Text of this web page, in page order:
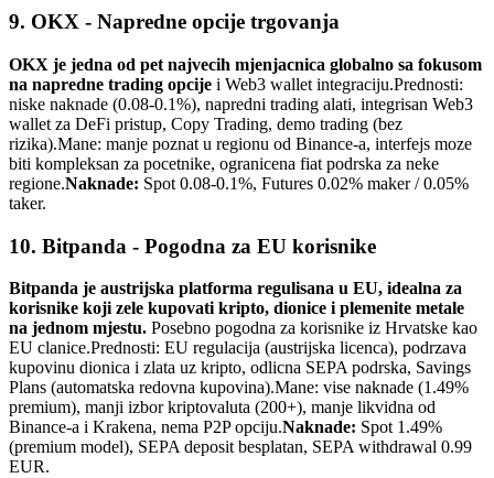
9. OKX - Napredne opcije trgovanja
OKX je jedna od pet najvecih mjenjacnica globalno sa fokusom
na napredne trading opcije i Web3 wallet integraciju.Prednosti:
niske naknade (0.08-0.1%), napredni trading alati, integrisan Web3
wallet za DeFi pristup, Copy Trading, demo trading (bez
rizika).Mane: manje poznat u regionu od Binance-a, interfejs moze
biti kompleksan za pocetnike, ogranicena fiat podrska za neke
regione.Naknade: Spot 0.08-0.1%, Futures 0.02% maker / 0.05%
taker.
10. Bitpanda - Pogodna za EU korisnike
Bitpanda je austrijska platforma regulisana u EU, idealna za
korisnike koji zele kupovati kripto, dionice i plemenite metale
na jednom mjestu. Posebno pogodna za korisnike iz Hrvatske kao
EU clanice.Prednosti: EU regulacija (austrijska licenca), podrzava
kupovinu dionica i zlata uz kripto, odlicna SEPA podrska, Savings
Plans (automatska redovna kupovina).Mane: vise naknade (1.49%
premium), manji izbor kriptovaluta (200+), manje likvidna od
Binance-a i Krakena, nema P2P opciju.Naknade: Spot 1.49%
(premium model), SEPA deposit besplatan, SEPA withdrawal 0.99
EUR.